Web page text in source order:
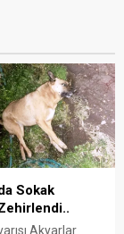
Sokak
Akyarlar